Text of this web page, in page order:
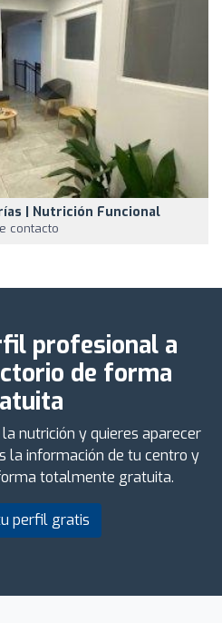
| Nutrición Funcional
contacto
profesional a
de forma
nutrición y quieres aparecer
la información de tu centro y
totalmente gratuita.
perfil gratis